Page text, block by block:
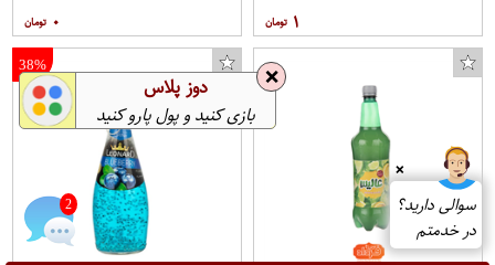
۱ ۰
38%
❌
سوالی دارید؟
در خدمتم
2
❌ دوز پلاس
بازی کنید و پول پارو کنید